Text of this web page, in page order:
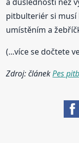
pitbulteriér si musí
umístěním a
(...více se dočtete
Zdroj: článekPes